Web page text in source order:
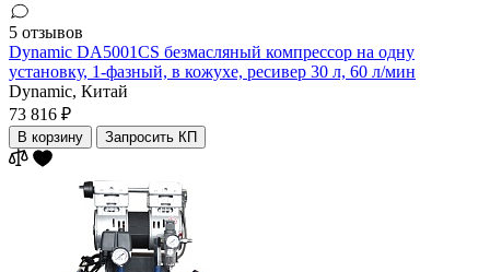
5 отзывов
Dynamic DA5001CS безмасляный компрессор на одну
установку, 1-фазный, в кожухе, ресивер 30 л, 60 л/мин
Dynamic, Китай
73 816 ₽
В корзину Запросить КП